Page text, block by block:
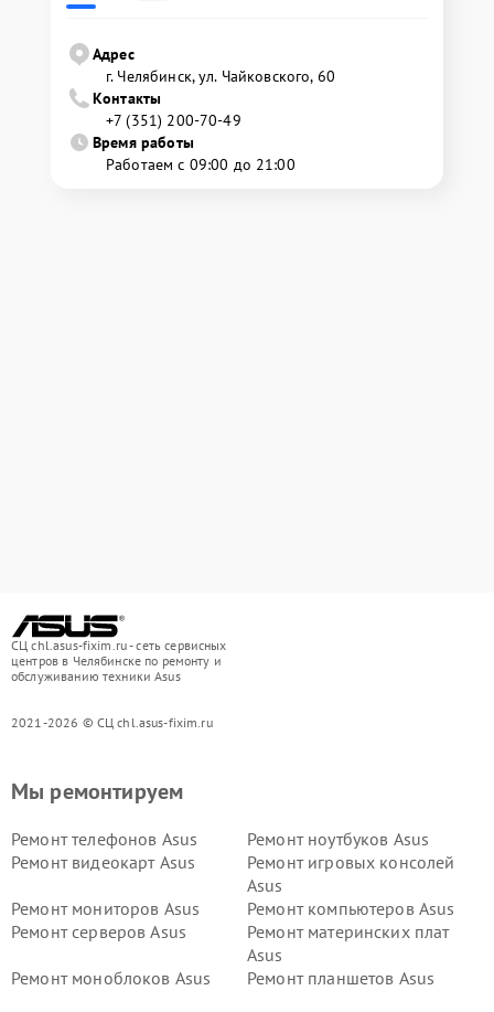
Адрес
г. Челябинск, ул. Чайковского, 60
Контакты
+7 (351) 200-70-49
Время работы
Работаем с 09:00 до 21:00
СЦ chl.asus-fixim.ru - сеть сервисных
центров в Челябинске по ремонту и
обслуживанию техники Asus
2021-2026 © СЦ chl.asus-fixim.ru
Мы ремонтируем
Ремонт телефонов Asus
Ремонт ноутбуков Asus
Ремонт видеокарт Asus
Ремонт игровых консолей
Asus
Ремонт мониторов Asus
Ремонт компьютеров Asus
Ремонт серверов Asus
Ремонт материнских плат
Asus
Ремонт моноблоков Asus
Ремонт планшетов Asus